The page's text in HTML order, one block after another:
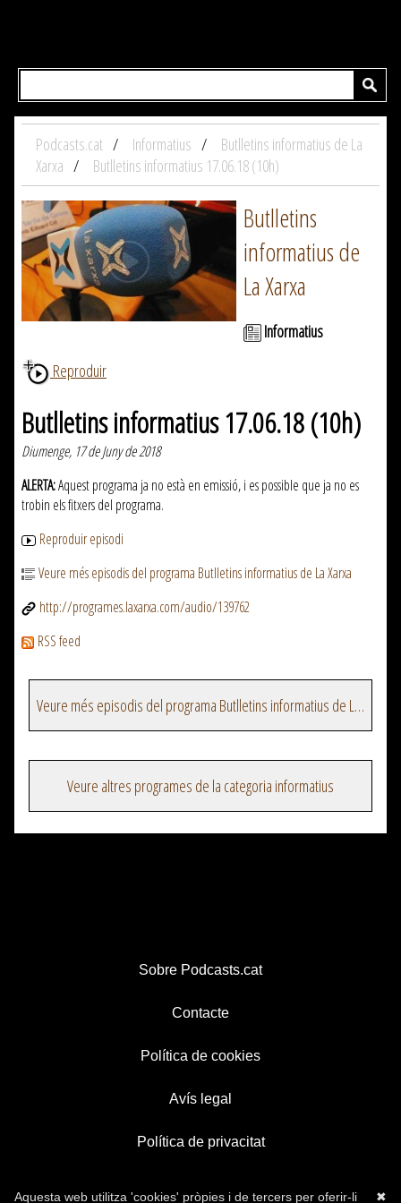
Podcasts.cat Informatius
Butlletins informatius de La
Xarxa
Butlletins informatius 17.06.18 (10h)
Butlletins
informatius de
La Xarxa
Informatius
Reproduir
Butlletins informatius 17.06.18 (10h)
Diumenge, 17 de Juny de 2018
ALERTA:Aquest programa ja no està en emissió, i es possible que ja no es
trobin els fitxers del programa.
Reproduir episodi
Veure més episodis del programa Butlletins informatius de La Xarxa
http://programes.laxarxa.com/audio/139762
RSS feed
Veure més episodis del programa Butlletins informatius de La Xarxa
Veure altres programes de la categoria informatius
Sobre Podcasts.cat
Contacte
Política de cookies
Avís legal
Política de privacitat
✖
Aquesta web utilitza 'cookies' pròpies i de tercers per oferir-li